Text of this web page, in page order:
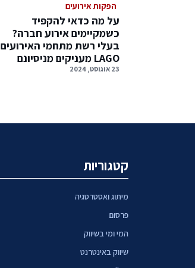
הפקות אירועים
על מה כדאי להקפיד
כשמקיימים אירוע חברה?
בעלי רשת מתחמי האירועים
LAGO מעניקים מניסיונם
23 אוגוסט, 2024
קטגוריות
מיתוג ואסטרטגיה
פרסום
המי ומי בשיווק
שיווק באינטרנט